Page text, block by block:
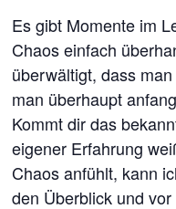
I
E
R
E
N
–
I
Es gibt Momente im
Chaos einfach
überwältigt, dass
man überhaupt
Kommt dir das
eigener Erfahrung
Chaos anfühlt, kann
den Überblick und